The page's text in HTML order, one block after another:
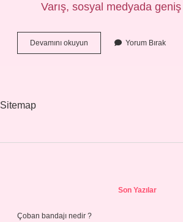
Varış, sosyal medyada
Devamını okuyun
Ekin
Yorum Bırak
Sitemap
Son Yazılar
Çoban bandajı nedir ?